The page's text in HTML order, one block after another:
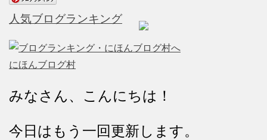
人気ブログランキング
にほんブログ村
みなさん、こんにちは！
今日はもう一回更新します。